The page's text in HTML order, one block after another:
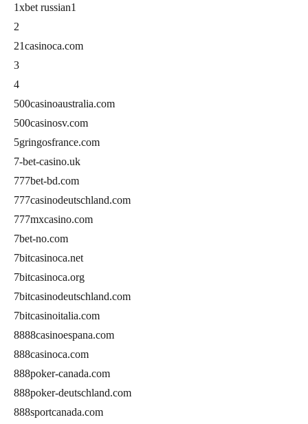
1xbet russian1
2
21casinoca.com
3
4
500casinoaustralia.com
500casinosv.com
5gringosfrance.com
7-bet-casino.uk
777bet-bd.com
777casinodeutschland.com
777mxcasino.com
7bet-no.com
7bitcasinoca.net
7bitcasinoca.org
7bitcasinodeutschland.com
7bitcasinoitalia.com
8888casinoespana.com
888casinoca.com
888poker-canada.com
888poker-deutschland.com
888sportcanada.com